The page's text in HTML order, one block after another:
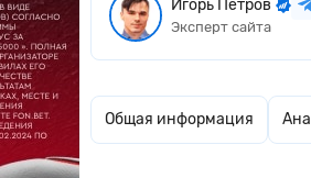
Игорь Петров
Эксперт сайта
Общая информация